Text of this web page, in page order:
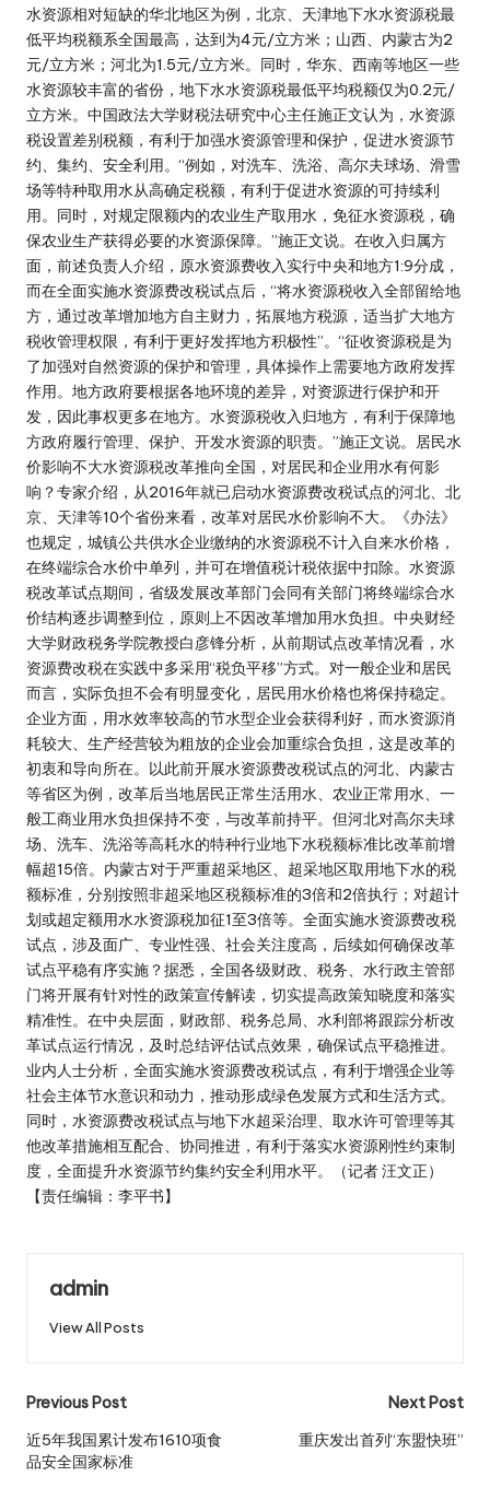
水资源相对短缺的华北地区为例，北京、天津地下水水资源税最
低平均税额系全国最高，达到为4元/立方米；山西、内蒙古为2
元/立方米；河北为1.5元/立方米。同时，华东、西南等地区一些
水资源较丰富的省份，地下水水资源税最低平均税额仅为0.2元/
立方米。中国政法大学财税法研究中心主任施正文认为，水资源
税设置差别税额，有利于加强水资源管理和保护，促进水资源节
约、集约、安全利用。“例如，对洗车、洗浴、高尔夫球场、滑雪
场等特种取用水从高确定税额，有利于促进水资源的可持续利
用。同时，对规定限额内的农业生产取用水，免征水资源税，确
保农业生产获得必要的水资源保障。”施正文说。在收入归属方
面，前述负责人介绍，原水资源费收入实行中央和地方1:9分成，
而在全面实施水资源费改税试点后，“将水资源税收入全部留给地
方，通过改革增加地方自主财力，拓展地方税源，适当扩大地方
税收管理权限，有利于更好发挥地方积极性”。“征收资源税是为
了加强对自然资源的保护和管理，具体操作上需要地方政府发挥
作用。地方政府要根据各地环境的差异，对资源进行保护和开
发，因此事权更多在地方。水资源税收入归地方，有利于保障地
方政府履行管理、保护、开发水资源的职责。”施正文说。居民水
价影响不大水资源税改革推向全国，对居民和企业用水有何影
响？专家介绍，从2016年就已启动水资源费改税试点的河北、北
京、天津等10个省份来看，改革对居民水价影响不大。《办法》
也规定，城镇公共供水企业缴纳的水资源税不计入自来水价格，
在终端综合水价中单列，并可在增值税计税依据中扣除。水资源
税改革试点期间，省级发展改革部门会同有关部门将终端综合水
价结构逐步调整到位，原则上不因改革增加用水负担。中央财经
大学财政税务学院教授白彦锋分析，从前期试点改革情况看，水
资源费改税在实践中多采用“税负平移”方式。对一般企业和居民
而言，实际负担不会有明显变化，居民用水价格也将保持稳定。
企业方面，用水效率较高的节水型企业会获得利好，而水资源消
耗较大、生产经营较为粗放的企业会加重综合负担，这是改革的
初衷和导向所在。以此前开展水资源费改税试点的河北、内蒙古
等省区为例，改革后当地居民正常生活用水、农业正常用水、一
般工商业用水负担保持不变，与改革前持平。但河北对高尔夫球
场、洗车、洗浴等高耗水的特种行业地下水税额标准比改革前增
幅超15倍。内蒙古对于严重超采地区、超采地区取用地下水的税
额标准，分别按照非超采地区税额标准的3倍和2倍执行；对超计
划或超定额用水水资源税加征1至3倍等。全面实施水资源费改税
试点，涉及面广、专业性强、社会关注度高，后续如何确保改革
试点平稳有序实施？据悉，全国各级财政、税务、水行政主管部
门将开展有针对性的政策宣传解读，切实提高政策知晓度和落实
精准性。在中央层面，财政部、税务总局、水利部将跟踪分析改
革试点运行情况，及时总结评估试点效果，确保试点平稳推进。
业内人士分析，全面实施水资源费改税试点，有利于增强企业等
社会主体节水意识和动力，推动形成绿色发展方式和生活方式。
同时，水资源费改税试点与地下水超采治理、取水许可管理等其
他改革措施相互配合、协同推进，有利于落实水资源刚性约束制
度，全面提升水资源节约集约安全利用水平。（记者 汪文正）
【责任编辑：李平书】
admin
View All Posts
Post
navigation
Previous Post
近5年我国累计发布1610项食
品安全国家标准
Next Post
重庆发出首列“东盟快班”